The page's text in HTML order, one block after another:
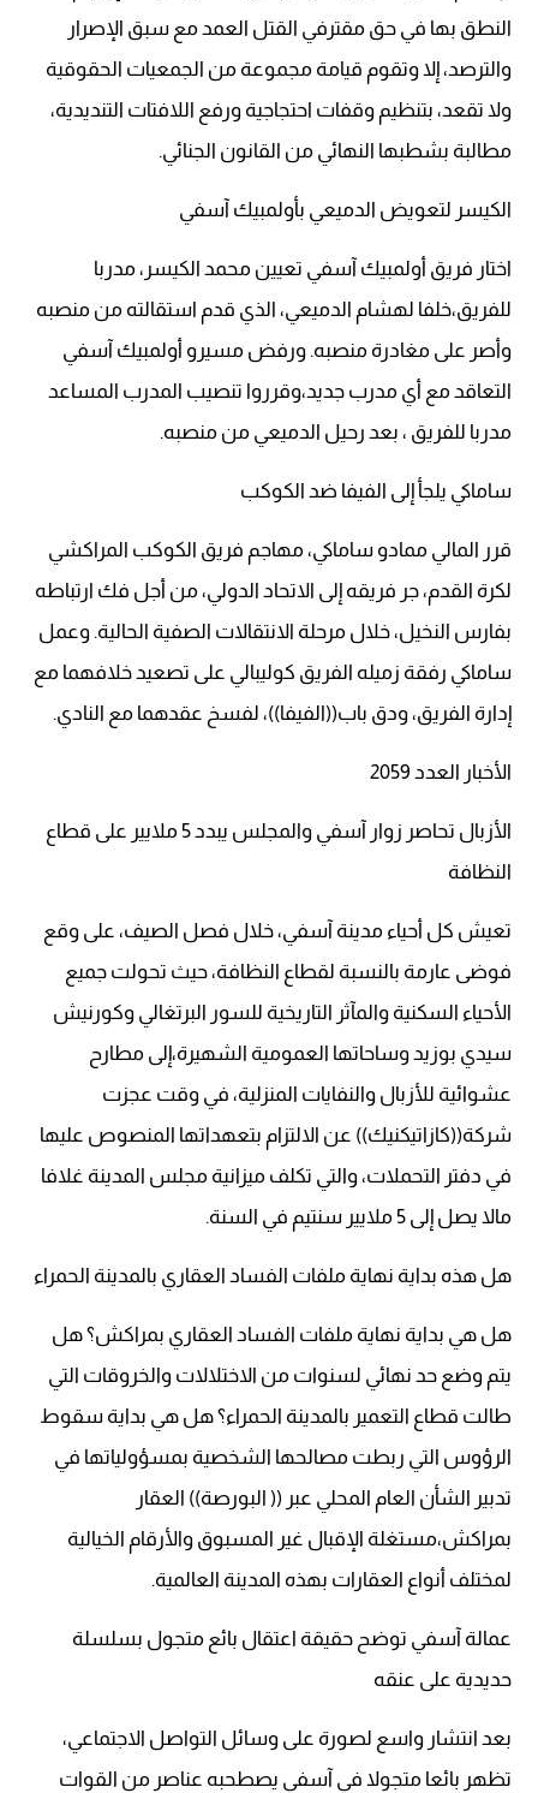
النطق بها في حق مقترفي القتل العمد مع سبق الإصرار
والترصد، إلا وتقوم قيامة مجموعة من الجمعيات الحقوقية
ولا تقعد، بتنظيم وقفات احتجاجية ورفع اللافتات التنديدية،
مطالبة بشطبها النهائي من القانون الجنائي.
الكيسر لتعويض الدميعي بأولمبيك آسفي
اختار فريق أولمبيك آسفي تعيين محمد الكيسر، مدربا
للفريق،خلفا لهشام الدميعي، الذي قدم استقالته من منصبه
وأصر على مغادرة منصبه. ورفض مسيرو أولمبيك آسفي
التعاقد مع أي مدرب جديد،وقرروا تنصيب المدرب المساعد
مدربا للفريق ، بعد رحيل الدميعي من منصبه.
ساماكي يلجأ إلى الفيفا ضد الكوكب
قرر المالي ممادو ساماكي، مهاجم فريق الكوكب المراكشي
لكرة القدم، جر فريقه إلى الاتحاد الدولي، من أجل فك ارتباطه
بفارس النخيل، خلال مرحلة الانتقالات الصفية الحالية. وعمل
ساماكي رفقة زميله الفريق كوليبالي على تصعيد خلافهما مع
إدارة الفريق، ودق باب((الفيفا))، لفسخ عقدهما مع النادي.
الأخبار العدد 2059
الأزبال تحاصر زوار آسفي والمجلس يبدد 5 ملايير على قطاع
النظافة
تعيش كل أحياء مدينة آسفي، خلال فصل الصيف، على وقع
فوضى عارمة بالنسبة لقطاع النظافة، حيث تحولت جميع
الأحياء السكنية والمآثر التاريخية للسور البرتغالي وكورنيش
سيدي بوزيد وساحاتها العمومية الشهيرة،إلى مطارح
عشوائية للأزبال والنفايات المنزلية، في وقت عجزت
شركة((كازاتيكنيك)) عن الالتزام بتعهداتها المنصوص عليها
في دفتر التحملات، والتي تكلف ميزانية مجلس المدينة غلافا
مالا يصل إلى 5 ملايير سنتيم في السنة.
هل هذه بداية نهاية ملفات الفساد العقاري بالمدينة الحمراء
هل هي بداية نهاية ملفات الفساد العقاري بمراكش؟ هل
يتم وضع حد نهائي لسنوات من الاختلالات والخروقات التي
طالت قطاع التعمير بالمدينة الحمراء؟ هل هي بداية سقوط
الرؤوس التي ربطت مصالحها الشخصية بمسؤولياتها في
تدبير الشأن العام المحلي عبر (( البورصة)) العقار
بمراكش،مستغلة الإقبال غير المسبوق والأرقام الخيالية
لمختلف أنواع العقارات بهذه المدينة العالمية.
عمالة آسفي توضح حقيقة اعتقال بائع متجول بسلسلة
حديدية على عنقه
بعد انتشار واسع لصورة على وسائل التواصل الاجتماعي،
تظهر بائعا متجولا في آسفي يصطحبه عناصر من القوات